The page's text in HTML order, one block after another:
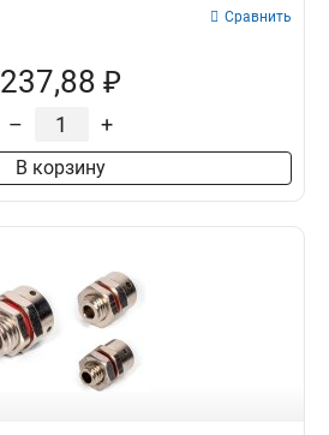
Сравнить
237,88 ₽
– +
В корзину